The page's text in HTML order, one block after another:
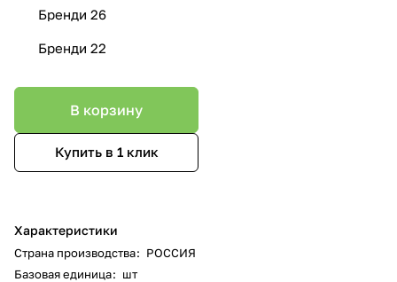
Бренди 26
Бренди 22
В корзину
Купить в 1 клик
Характеристики
Страна производства: РОССИЯ
Базовая единица: шт